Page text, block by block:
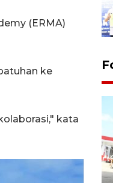
(ERMA)
ke
kata